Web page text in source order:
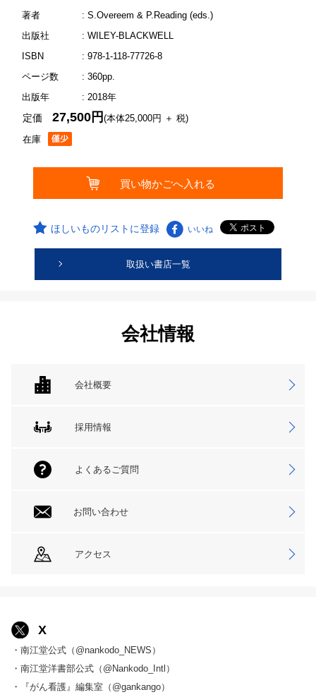
著者
: S.Overeem & P.Reading (eds.)
出版社
: WILEY-BLACKWELL
ISBN
: 978-1-118-77726-8
ページ数
: 360pp.
出版年
: 2018年
在庫
定価27,500円(本体25,000円 ＋ 税)
ほしいものリストに登録 いいね
取扱い書店一覧
会社情報
会社概要
採用情報
よくあるご質問
お問い合わせ
アクセス
X
・南江堂公式（@nankodo_NEWS）
・南江堂洋書部公式（@Nankodo_Intl）
・『がん看護』編集室（@gankango）